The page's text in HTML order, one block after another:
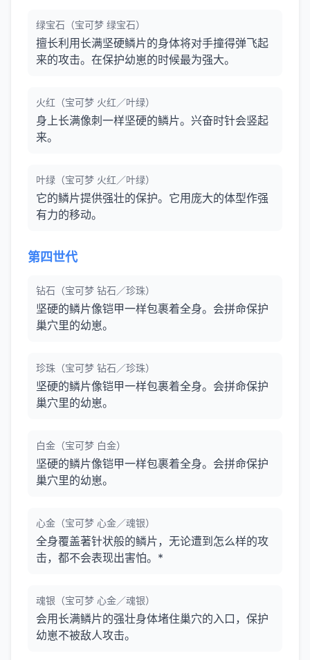
绿宝石（宝可梦 绿宝石）
擅长利用长满坚硬鳞片的身体将对手撞得弹飞起
来的攻击。在保护幼崽的时候最为强大。
火红（宝可梦 火红／叶绿）
身上长满像刺一样坚硬的鳞片。兴奋时针会竖起
来。
叶绿（宝可梦 火红／叶绿）
它的鳞片提供强壮的保护。它用庞大的体型作强
有力的移动。
第四世代
钻石（宝可梦 钻石／珍珠）
坚硬的鳞片像铠甲一样包裹着全身。会拼命保护
巢穴里的幼崽。
珍珠（宝可梦 钻石／珍珠）
坚硬的鳞片像铠甲一样包裹着全身。会拼命保护
巢穴里的幼崽。
白金（宝可梦 白金）
坚硬的鳞片像铠甲一样包裹着全身。会拼命保护
巢穴里的幼崽。
心金（宝可梦 心金／魂银）
全身覆盖著针状般的鳞片，无论遭到怎么样的攻
击，都不会表现出害怕。*
魂银（宝可梦 心金／魂银）
会用长满鳞片的强壮身体堵住巢穴的入口，保护
幼崽不被敌人攻击。